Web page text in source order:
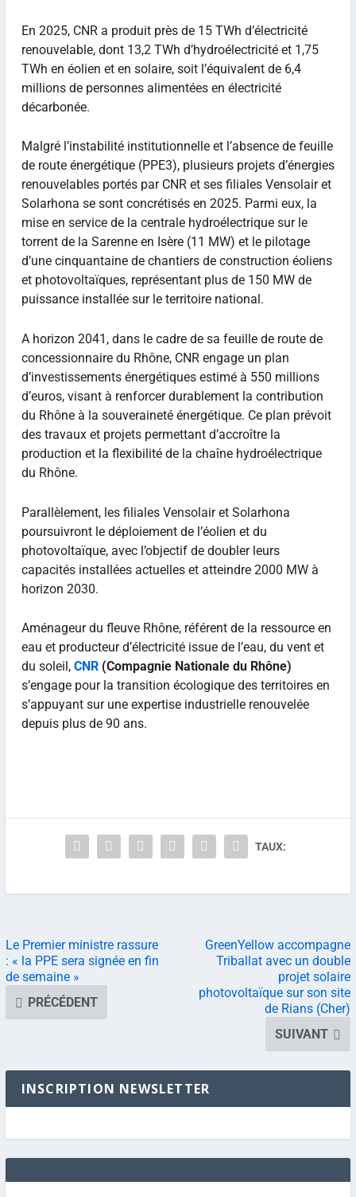
En 2025, CNR a produit près de 15 TWh d’électricité
renouvelable, dont 13,2 TWh d’hydroélectricité et 1,75
TWh en éolien et en solaire, soit l’équivalent de 6,4
millions de personnes alimentées en électricité
décarbonée.
Malgré l’instabilité institutionnelle et l’absence de feuille
de route énergétique (PPE3), plusieurs projets d’énergies
renouvelables portés par CNR et ses filiales Vensolair et
Solarhona se sont concrétisés en 2025. Parmi eux, la
mise en service de la centrale hydroélectrique sur le
torrent de la Sarenne en Isère (11 MW) et le pilotage
d’une cinquantaine de chantiers de construction éoliens
et photovoltaïques, représentant plus de 150 MW de
puissance installée sur le territoire national.
A horizon 2041, dans le cadre de sa feuille de route de
concessionnaire du Rhône, CNR engage un plan
d’investissements énergétiques estimé à 550 millions
d’euros, visant à renforcer durablement la contribution
du Rhône à la souveraineté énergétique. Ce plan prévoit
des travaux et projets permettant d’accroître la
production et la flexibilité de la chaîne hydroélectrique
du Rhône.
Parallèlement, les filiales Vensolair et Solarhona
poursuivront le déploiement de l’éolien et du
photovoltaïque, avec l’objectif de doubler leurs
capacités installées actuelles et atteindre 2000 MW à
horizon 2030.
Aménageur du fleuve Rhône, référent de la ressource en
eau et producteur d’électricité issue de l’eau, du vent et
du soleil, CNR(Compagnie Nationale du Rhône)
s’engage pour la transition écologique des territoires en
s’appuyant sur une expertise industrielle renouvelée
depuis plus de 90 ans.
TAUX:
Le Premier ministre rassure
: « la PPE sera signée en fin
de semaine »
PRÉCÉDENT
GreenYellow accompagne
Triballat avec un double
projet solaire
photovoltaïque sur son site
de Rians (Cher)
SUIVANT
INSCRIPTION NEWSLETTER